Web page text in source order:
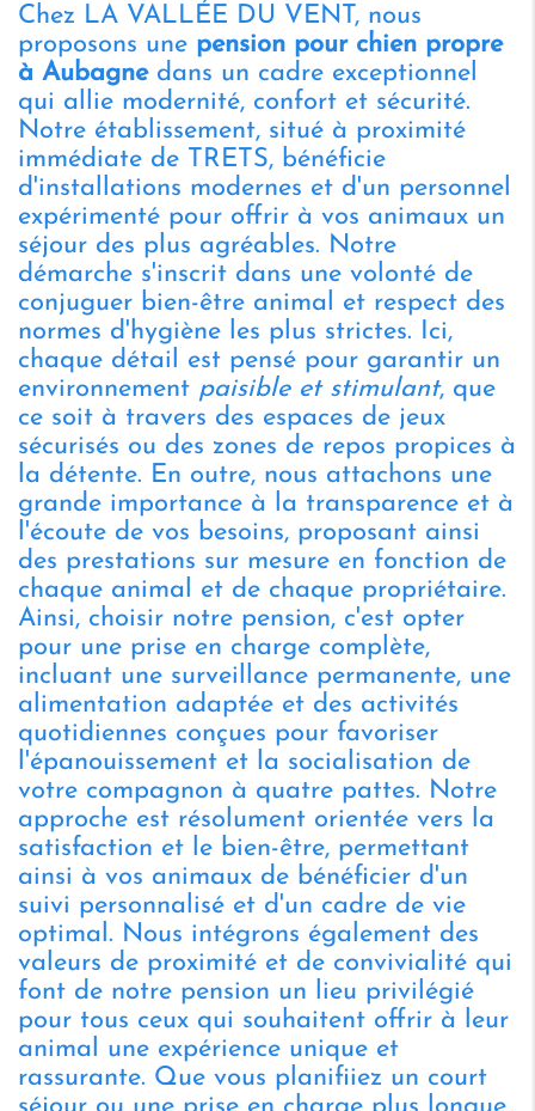
Chez LA VALLÉE DU VENT, nous
proposons une pension pour chien propre
à Aubagnedans un cadre exceptionnel
qui allie modernité, confort et sécurité.
Notre établissement, situé à proximité
immédiate de TRETS, bénéficie
d'installations modernes et d'un personnel
expérimenté pour offrir à vos animaux un
séjour des plus agréables. Notre
démarche s'inscrit dans une volonté de
conjuguer bien-être animal et respect des
normes d'hygiène les plus strictes. Ici,
chaque détail est pensé pour garantir un
environnement paisible et stimulant, que
ce soit à travers des espaces de jeux
sécurisés ou des zones de repos propices à
la détente. En outre, nous attachons une
grande importance à la transparence et à
l'écoute de vos besoins, proposant ainsi
des prestations sur mesure en fonction de
chaque animal et de chaque propriétaire.
Ainsi, choisir notre pension, c'est opter
pour une prise en charge complète,
incluant une surveillance permanente, une
alimentation adaptée et des activités
quotidiennes conçues pour favoriser
l'épanouissement et la socialisation de
votre compagnon à quatre pattes. Notre
approche est résolument orientée vers la
satisfaction et le bien-être, permettant
ainsi à vos animaux de bénéficier d'un
suivi personnalisé et d'un cadre de vie
optimal. Nous intégrons également des
valeurs de proximité et de convivialité qui
font de notre pension un lieu privilégié
pour tous ceux qui souhaitent offrir à leur
animal une expérience unique et
rassurante. Que vous planifiiez un court